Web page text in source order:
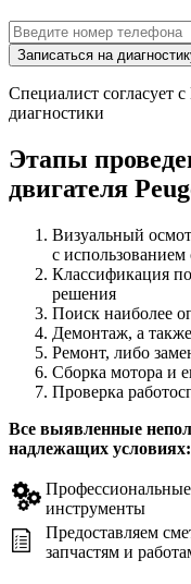
Специалист согласует
диагностики
Этапы
двигателя
Визуальный
с
Классификация
решения
Поиск наиболее
Демонтаж, а также
Ремонт, либо
Сборка мотора и
Проверка
Все выявленные
надлежащих условиях:
Профессиональные
инструменты
Предоставляем
запчастям и